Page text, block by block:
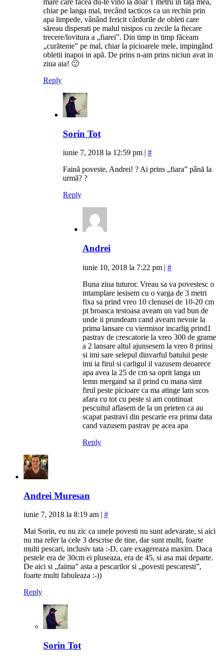
mare care făcea du-te vino la doar 1 metru in fața mea,
chiar pe langa mal, trecând tacticos ca un rechin prin
apa limpede, vânând fericit cârdurile de obleti care
săreau disperati pe malul nisipos cu zecile la fiecare
trecere/lovitura a „fiarei”. Din timp in timp făceam
„curătenie” pe mal, chiar la picioarele mele, impingând
obletii inapoi in apă. De prins n-am prins niciun avat in
ziua aia! 🙂
Reply
Sorin Tot
iunie 7, 2018 la 12:59 pm | #
Fainã poveste, Andrei! ? Ai prins „fiara” până la
urmă? ?
Reply
Andrei
iunie 10, 2018 la 7:22 pm | #
Buna ziua tuturor. Vreau sa va povestesc o
intamplare iesisem cu o varga de 3 metri
fixa sa prind vreo 10 clenusei de 10-20 cm
pt broasca testoasa aveam un vad bun de
unde ii prundeam cand aveam nevoie la
prima lansare cu viermisor incarlig prind1
pastrav de crescatorie la vreo 300 de grame
a 2 lansare altul ajunsesem la vreo 8 prinsi
si imi sare selepul dinvarful batului peste
imi ia firul si carligul il vazusem deoarece
apa avea la 25 de cm sa oprit langa un
lemn mergand sa il prind cu mana simt
firul peste picioare ca ma atinge lam scos
afara cu tot cu peste si am continuat
pescuitul aflasem de la un prieten ca au
scapat pastravi din pescarie era prima data
cand vazusem pastrav pe acea apa
Reply
Andrei Muresan
iunie 7, 2018 la 8:19 am | #
Mai Sorin, eu nu zic ca unele povesti nu sunt adevarate, si aici
nu ma refer la cele 3 descrise de tine, dar sunt multi, foarte
multi pescari, inclusiv tata :-D, care exagereaza maxim. Daca
pestele era de 30cm ei pluseaza, era de 45, si asa mai departe.
De aici si „faima” asta a pescarilor si „povesti pescaresti”,
foarte multi fabuleaza :-))
Reply
Sorin Tot